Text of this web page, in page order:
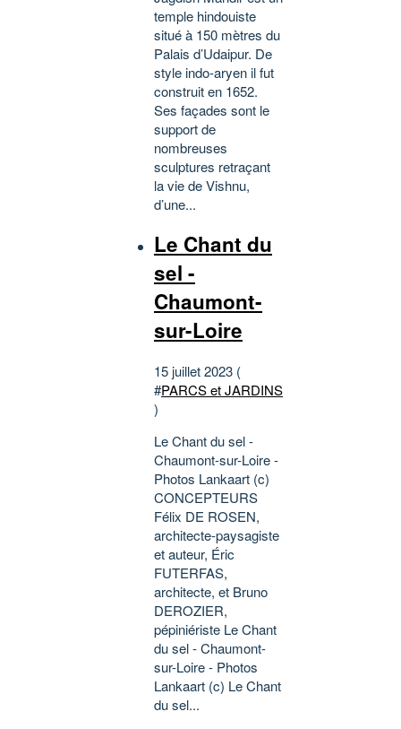
temple hindouiste
situé à 150 mètres du
Palais d’Udaipur. De
style indo-aryen il fut
construit en 1652.
Ses façades sont le
support de
nombreuses
sculptures retraçant
la vie de Vishnu,
d’une...
Le Chant du
sel -
Chaumont-
sur-Loire
15 juillet 2023 (
#PARCS et JARDINS
)
Le Chant du sel -
Chaumont-sur-Loire -
Photos Lankaart (c)
CONCEPTEURS
Félix DE ROSEN,
architecte-paysagiste
et auteur, Éric
FUTERFAS,
architecte, et Bruno
DEROZIER,
pépiniériste Le Chant
du sel - Chaumont-
sur-Loire - Photos
Lankaart (c) Le Chant
du sel...